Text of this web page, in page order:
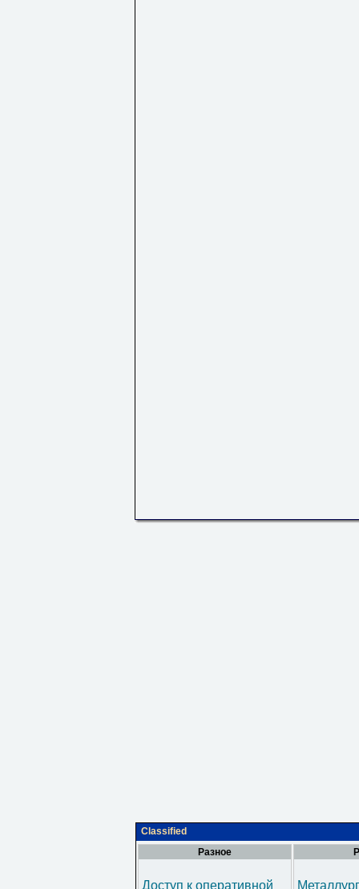
Classified
Разное
Доступ к оперативной